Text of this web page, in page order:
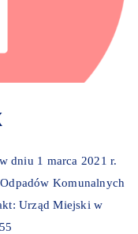
dniu 1 marca 2021 r.
Komunalnych
Urząd Miejski w